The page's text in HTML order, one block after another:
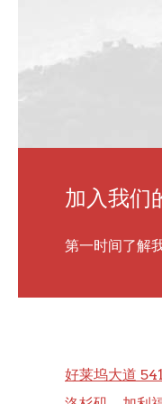
加入我们
第一时间了解
好莱坞大道